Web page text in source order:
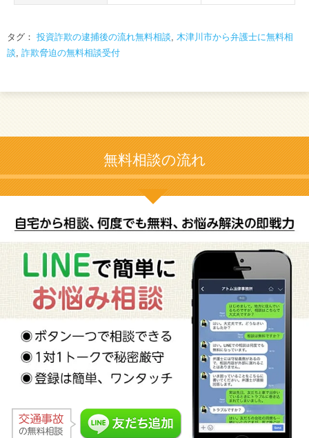
タグ： 投資詐欺の逮捕後の流れ無料相談, 木津川市から弁護士に無料相
談, 詐欺脅迫の無料相談受付
無料相談の流れ